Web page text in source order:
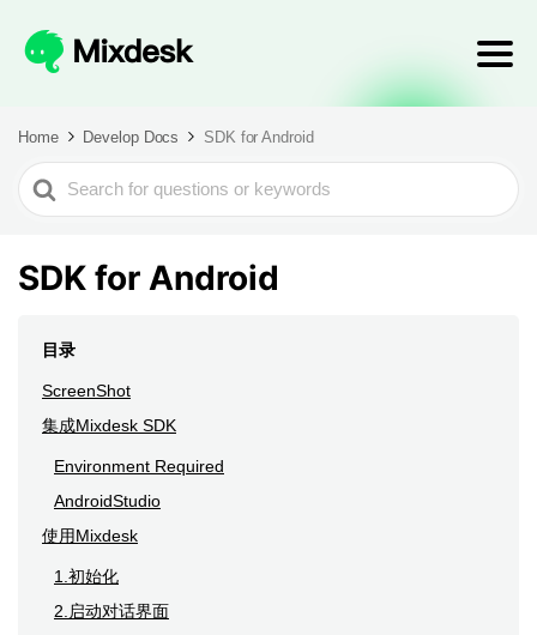
Home Develop Docs SDK for Android
Search
For
SDK for Android
目录
ScreenShot
集成Mixdesk SDK
Environment Required
AndroidStudio
使用Mixdesk
1.初始化
2.启动对话界面